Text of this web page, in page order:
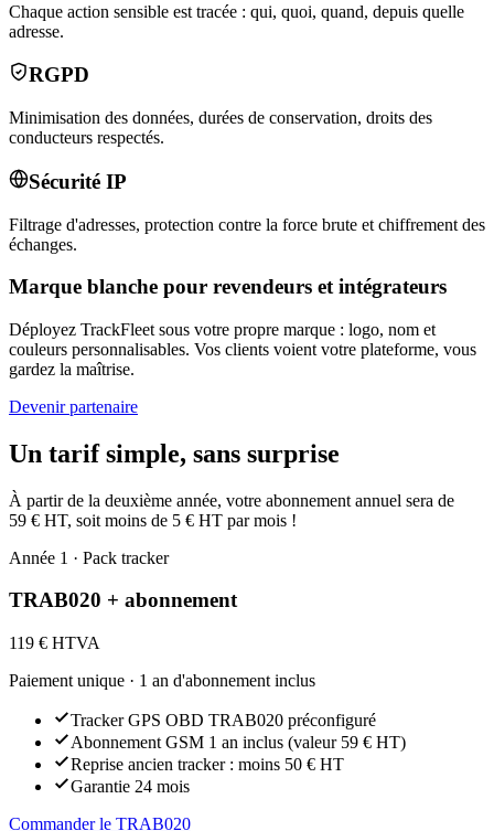
Chaque action sensible est tracée : qui, quoi, quand, depuis quelle
adresse.
RGPD
Minimisation des données, durées de conservation, droits des
conducteurs respectés.
Sécurité IP
Filtrage d'adresses, protection contre la force brute et chiffrement des
échanges.
Marque blanche pour revendeurs et intégrateurs
Déployez TrackFleet sous votre propre marque : logo, nom et
couleurs personnalisables. Vos clients voient votre plateforme, vous
gardez la maîtrise.
Devenir partenaire
Un tarif simple, sans surprise
À partir de la deuxième année, votre abonnement annuel sera de
59 € HT, soit moins de 5 € HT par mois !
Année 1 · Pack tracker
TRAB020 + abonnement
119 € HTVA
Paiement unique · 1 an d'abonnement inclus
Tracker GPS OBD TRAB020 préconfiguré
Abonnement GSM 1 an inclus (valeur 59 € HT)
Reprise ancien tracker : moins 50 € HT
Garantie 24 mois
Commander le TRAB020